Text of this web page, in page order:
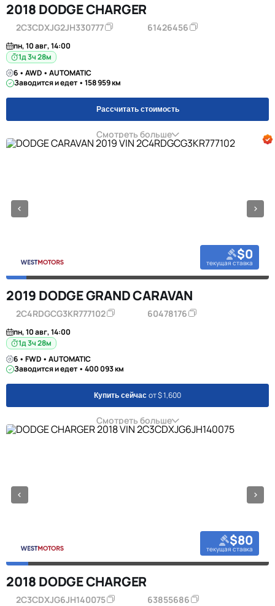
2018 DODGE CHARGER
2C3CDXJG2JH330777 61426456
пн, 10 авг, 14:00
1д 3ч 28м
6 • AWD • AUTOMATIC
Заводится и едет • 158 959 км
Рассчитать стоимость
Смотреть больше
$0
текущая ставка
2019 DODGE GRAND CARAVAN
2C4RDGCG3KR777102 60478176
пн, 10 авг, 14:00
1д 3ч 28м
6 • FWD • AUTOMATIC
Заводится и едет • 400 093 км
Купить сейчас от $ 1,600
Смотреть больше
$80
текущая ставка
2018 DODGE CHARGER
2C3CDXJG6JH140075 63855686